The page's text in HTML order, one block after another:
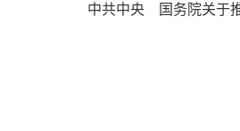
中共中央 国务院关于